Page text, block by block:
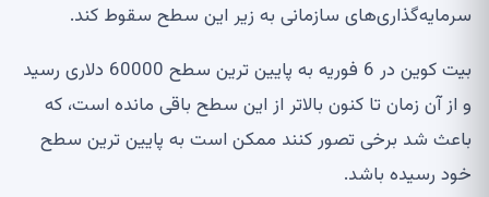
سرمایه‌گذاری‌های سازمانی به زیر این سطح سقوط کند.
بیت کوین در 6 فوریه به پایین ترین سطح 60000 دلاری رسید
و از آن زمان تا کنون بالاتر از این سطح باقی مانده است، که
باعث شد برخی تصور کنند ممکن است به پایین ترین سطح
خود رسیده باشد.